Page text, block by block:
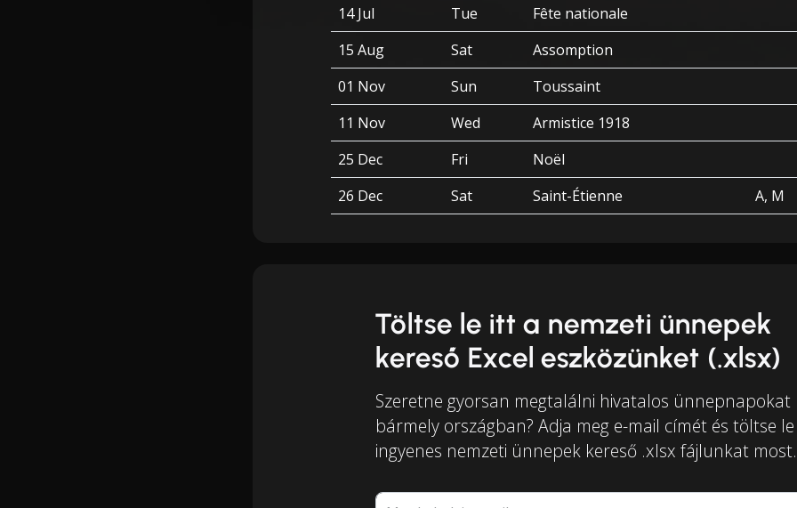
14 Jul
Tue
Fête nationale
15 Aug
Sat
Assomption
01 Nov
Sun
Toussaint
11 Nov
Wed
Armistice 1918
25 Dec
Fri
Noël
26 Dec
Sat Saint-Étienne A, M
Töltse le itt a nemzeti ünnepek
kereső Excel eszközünket (.xlsx)
Szeretne gyorsan megtalálni hivatalos ünnepnapokat
bármely országban? Adja meg e-mail címét és töltse le
ingyenes nemzeti ünnepek kereső .xlsx fájlunkat most.